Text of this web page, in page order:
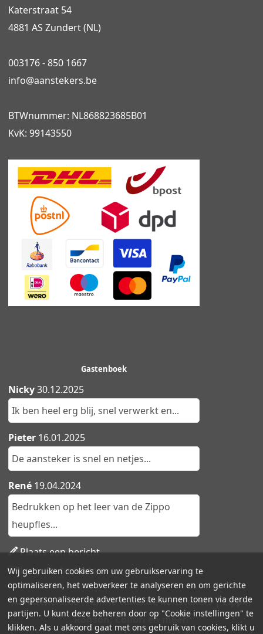
Katerstraat 54
4881 AS Zundert (NL)
003176 - 850 1667
info@aanstekers.be
BTWnummer: NL868823685B01
KvK: 99143550
Gastenboek
Nicky30.12.2025
Ik ben heel erg blij, snel verwerkt en...
Pieter 16.01.2025
De aansteker is snel en netjes...
René 19.04.2024
Bedrukken op het leer van de Zippo
heupfles...
Plaats een bericht
Lees alle berichten
Aanstekers.be - Ruime collectie aanstekers | Zippo,
Ronson, Colibri en meer!
Wij gebruiken cookies om uw gebruikservaring te
optimaliseren, het webverkeer te analyseren en om gerichte
en gepersonaliseerde advertenties te kunnen tonen via derde
partijen. U kunt deze beheren door op "Cookie instellingen" te
klikken. Als u akkoord gaat met ons gebruik van cookies, klikt u